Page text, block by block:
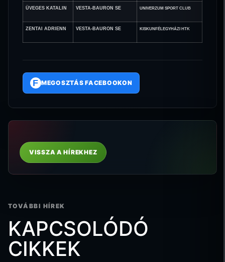
ÜVEGES KATALIN VESTA-BAURON SE UNIVERZUM SPORT CLUB
ZENTAI ADRIENN VESTA-BAURON SE KISKUNFÉLEGYHÁZI HTK
F MEGOSZTÁS FACEBOOKON
VISSZA A HÍREKHEZ
TOVÁBBI HÍREK
KAPCSOLÓDÓ
CIKKEK